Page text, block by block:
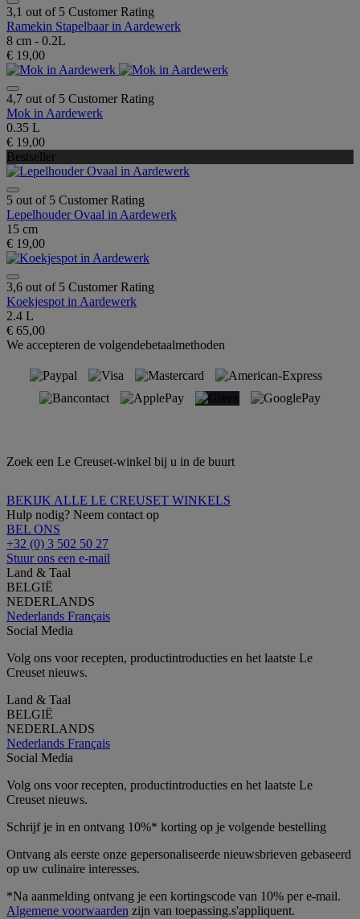
3,1 out of 5 Customer Rating
Ramekin Stapelbaar in Aardewerk
8 cm - 0.2L
€ 19,00
4,7 out of 5 Customer Rating
Mok in Aardewerk
0.35 L
€ 19,00
Bestseller
5 out of 5 Customer Rating
Lepelhouder Ovaal in Aardewerk
15 cm
€ 19,00
3,6 out of 5 Customer Rating
Koekjespot in Aardewerk
2.4 L
€ 65,00
We accepteren de volgendebetaalmethoden
Zoek een Le Creuset-winkel bij u in de buurt
BEKIJK ALLE LE CREUSET WINKELS
Hulp nodig? Neem contact op
BEL ONS
+32 (0) 3 502 50 27
Stuur ons een e-mail
Land & Taal
BELGIË
NEDERLANDS
Nederlands Français
Social Media
Volg ons voor recepten, productintroducties en het laatste Le
Creuset nieuws.
Land & Taal
BELGIË
NEDERLANDS
Nederlands Français
Social Media
Volg ons voor recepten, productintroducties en het laatste Le
Creuset nieuws.
Schrijf je in en ontvang 10%* korting op je volgende bestelling
Ontvang als eerste onze gepersonaliseerde nieuwsbrieven gebaseerd
op uw culinaire interesses.
*Na aanmelding ontvang je een kortingscode van 10% per e-mail.
Algemene voorwaarden zijn van toepassing.s'appliquent.